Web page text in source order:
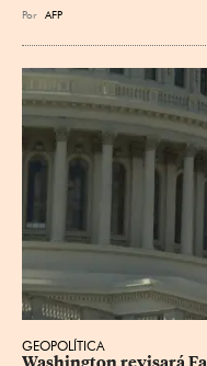
Por AFP
GEOPOLÍTICA